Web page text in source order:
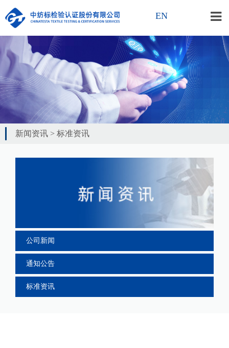
EN
新闻资讯 > 标准资讯
公司新闻
通知公告
标准资讯